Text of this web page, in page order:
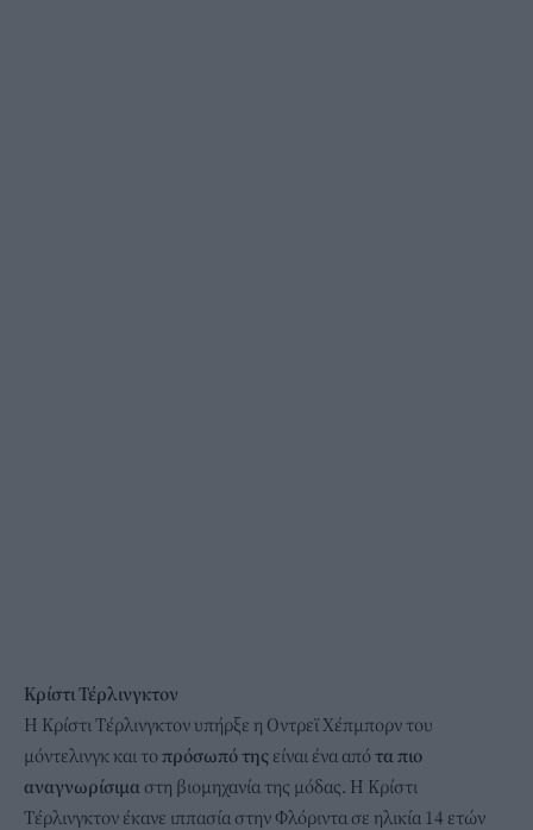
Κρίστι Τέρλινγκτον
H Κρίστι Τέρλινγκτον υπήρξε η Οντρεϊ Χέπμπορν του
μόντελινγκ και τοπρόσωπό της είναι ένα απότα πιο
αναγνωρίσιμα στη βιομηχανία της μόδας. Η Κρίστι
Τέρλινγκτον έκανε ιππασία στην Φλόριντα σε ηλικία 14 ετών